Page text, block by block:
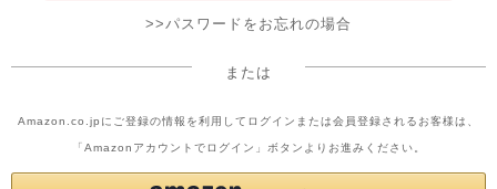
>>パスワードをお忘れの場合
または
Amazon.co.jpにご登録の情報を利用してログインまたは会員登録されるお客様は、
「Amazonアカウントでログイン」ボタンよりお進みください。